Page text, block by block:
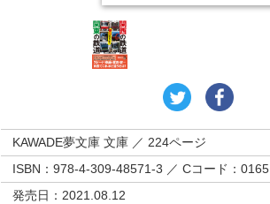
KAWADE夢文庫 文庫 ／ 224ページ
ISBN：978-4-309-48571-3 ／ Cコード：0165
発売日：2021.08.12